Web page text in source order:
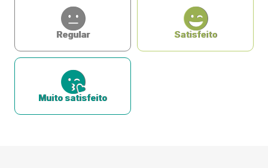
Regular Satisfeito
Muito satisfeito